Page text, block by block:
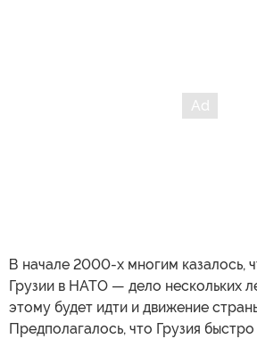
В начале 2000-х многим казалось,
Грузии в НАТО — дело нескольких
этому будет идти и движение
Предполагалось, что Грузия